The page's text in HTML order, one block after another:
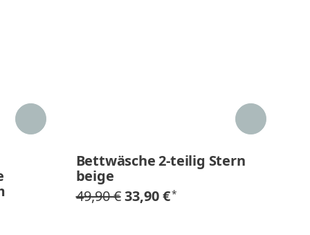
Bettwäsche 2-teilig Stern
beige
49,90 € 33,90 €*